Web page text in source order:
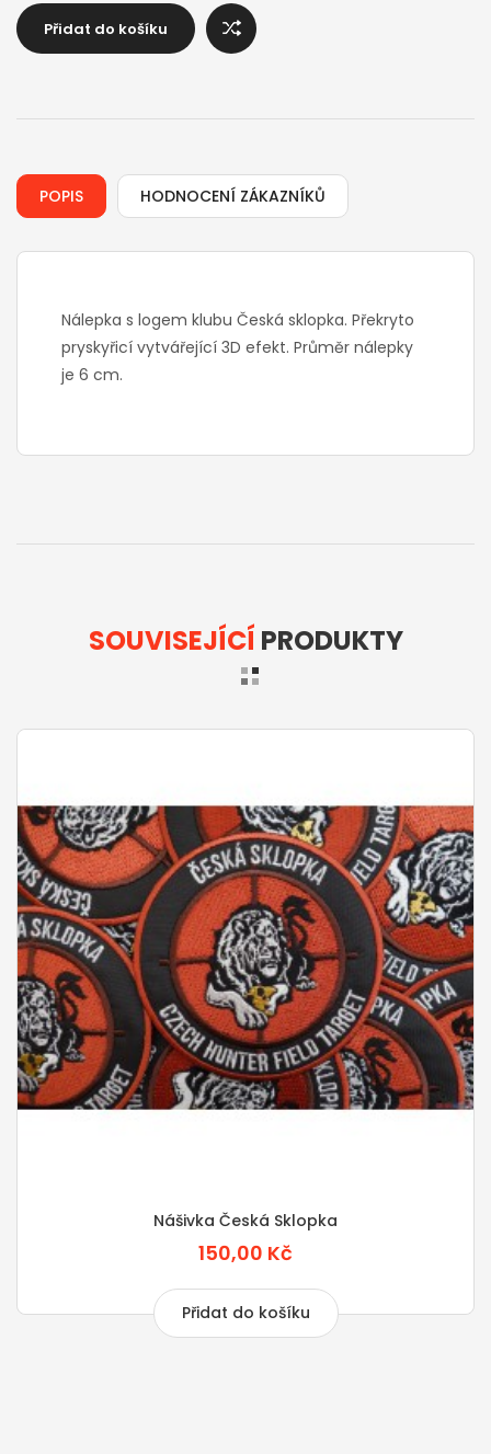
Přidat do košíku
POPIS HODNOCENÍ ZÁKAZNÍKŮ
Nálepka s logem klubu Česká sklopka. Překryto
pryskyřicí vytvářející 3D efekt. Průměr nálepky
je 6 cm.
SOUVISEJÍCÍ PRODUKTY
Nášivka Česká Sklopka
150,00 Kč
Přidat do košíku